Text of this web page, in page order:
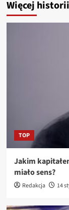
Więcej historii
TOP
Jakim
miało sens?
Redakcja 14